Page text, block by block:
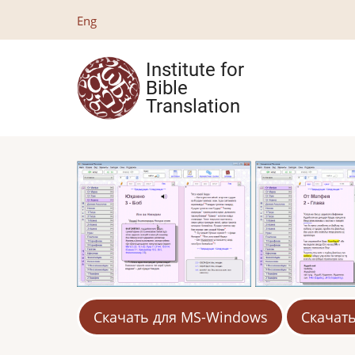
Eng
Institute for
Bible
Translation
Скачать для MS-Windows